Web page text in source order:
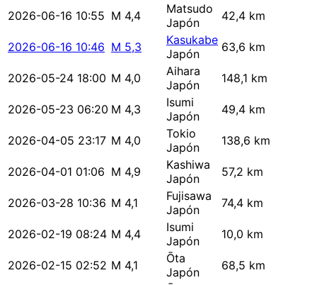
2026-06-16 10:55 M 4,4
Matsudo
Japón
42,4 km
2026-06-16 10:46 M 5,3
Kasukabe
Japón
63,6 km
2026-05-24 18:00 M 4,0
Aihara
Japón
148,1 km
2026-05-23 06:20 M 4,3
Isumi
Japón
49,4 km
2026-04-05 23:17 M 4,0
Tokio
Japón
138,6 km
2026-04-01 01:06 M 4,9
Kashiwa
Japón
57,2 km
2026-03-28 10:36 M 4,1
Fujisawa
Japón
74,4 km
2026-02-19 08:24 M 4,4
Isumi
Japón
10,0 km
2026-02-15 02:52 M 4,1
Ōta
Japón
68,5 km